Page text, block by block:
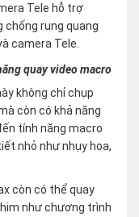
Tele hỗ trợ
chống rung quang
camera Tele.
quay video macro
không chỉ chụp
còn có khả năng
tính năng macro
nhỏ như nhụy hoa,
còn có thể quay
như chương trình